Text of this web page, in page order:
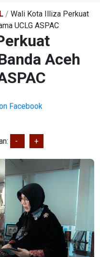
/ Wali Kota Illiza Perkuat
UCLG ASPAC
Aceh
- +